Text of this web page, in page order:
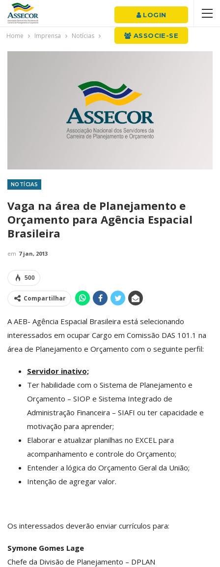
LOGIN
ASSOCIE-SE
Home Imprensa Notícias
NOTÍCIAS
Vaga na área de Planejamento e
Orçamento para Agência Espacial
Brasileira
em 7 jan, 2013
500
Compartilhar
A AEB- Agência Espacial Brasileira está selecionando
interessados em ocupar Cargo em Comissão DAS 101.1 na
área de Planejamento e Orçamento com o seguinte perfil:
Servidor inativo;
Ter habilidade com o Sistema de Planejamento e
Orçamento – SIOP e Sistema Integrado de
Administração Financeira – SIAFI ou ter capacidade e
motivação para aprender;
Elaborar e atualizar planilhas no EXCEL para
acompanhamento e controle do Orçamento;
Entender a lógica do Orçamento Geral da União;
Intenção de agregar valor.
Os interessados deverão enviar currículos para:
Symone Gomes Lage
Chefe da Divisão de Planejamento – DPLAN